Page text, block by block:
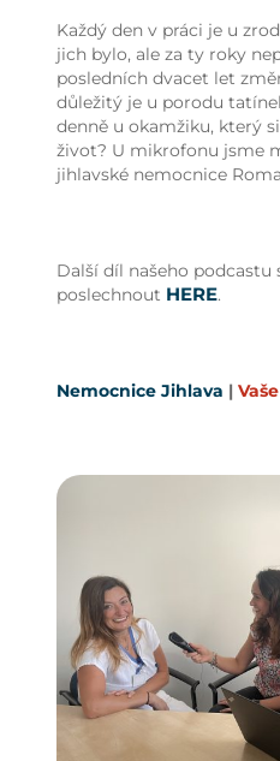
Každý den v práci je u
jich bylo, ale za ty roky
posledních dvacet let
důležitý je u porodu
denně u okamžiku, který
život? U mikrofonu jsme
jihlavské nemocnice
Další díl našeho podcastu
poslechnout HERE.
Nemocnice Jihlava |